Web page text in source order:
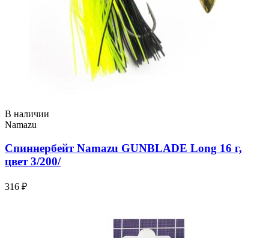
В наличии
Namazu
Спиннербейт Namazu GUNBLADE Long 16 г,
цвет 3/200/
316 ₽